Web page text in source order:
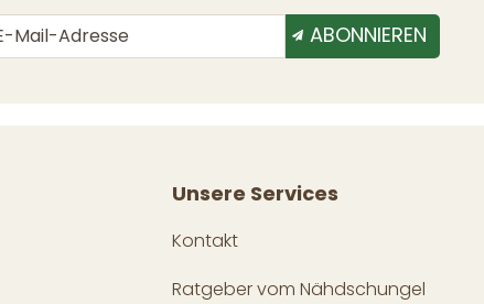
ABONNIEREN
Unsere Services
Kontakt
Ratgeber vom Nähdschungel